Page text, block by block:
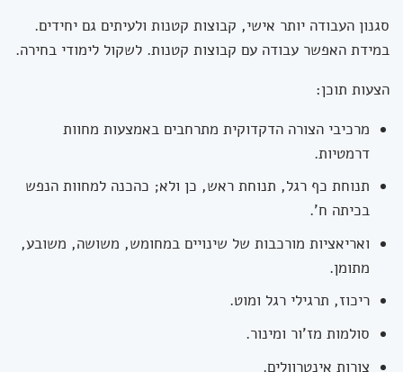
סגנון העבודה יותר אישי, קבוצות קטנות ולעיתים גם יחידים.
במידת האפשר עבודה עם קבוצות קטנות. לשקול לימודי בחירה.
הצעות תוכן:
מרכיבי הצורה הדקדוקית מתרחבים באמצעות מחוות
דרמטיות.
תנוחת כף רגל, תנוחת ראש, כן ולא; כהכנה למחוות הנפש
בכיתה ח'.
ואריאציות מורכבות של שינויים במחומש, משושה, משובע,
מתומן.
ריכוז, תרגילי רגל ומוט.
סולמות מז'ור ומינור.
צורות אינטרוולים.